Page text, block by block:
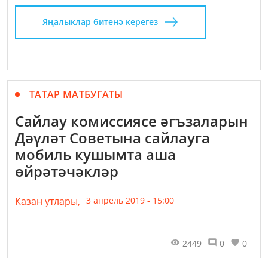
Яңалыклар битенә керегез
ТАТАР МАТБУГАТЫ
Сайлау комиссиясе әгъзаларын
Дәүләт Советына сайлауга
мобиль кушымта аша
өйрәтәчәкләр
Казан утлары, 3 апрель 2019 - 15:00
2449 0 0